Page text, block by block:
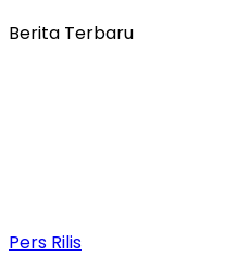
Berita Terbaru
Pers Rilis